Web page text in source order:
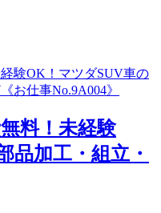
料！未経験
品加工・組立・